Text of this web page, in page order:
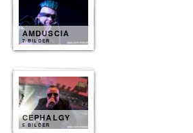
AMDUSCIA
7 BILDER
CEPHALGY
5 BILDER